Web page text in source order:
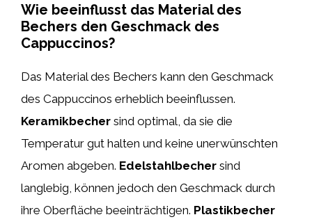
Wie beeinflusst das Material des
Bechers den Geschmack des
Cappuccinos?
Das Material des Bechers kann den Geschmack
des Cappuccinos erheblich beeinflussen.
Keramikbecher sind optimal, da sie die
Temperatur gut halten und keine unerwünschten
Aromen abgeben. Edelstahlbecher sind
langlebig, können jedoch den Geschmack durch
ihre Oberfläche beeinträchtigen. Plastikbecher